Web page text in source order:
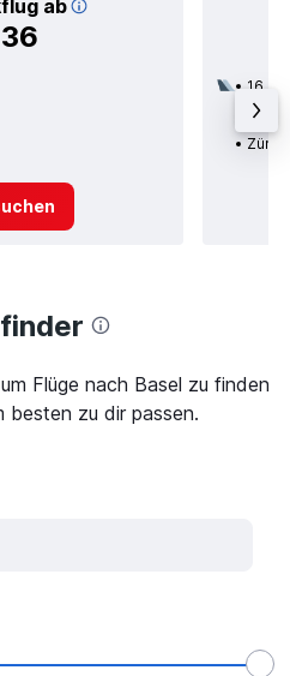
ab
16.09.
1
Flüge nach Basel zu finden
besten zu dir passen.